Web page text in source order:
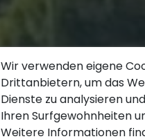
Finden
WAS
WIR
Wir verwenden eigene
Drittanbietern, um das
Dienste zu analysieren
Ihren Surfgewohnheiten
Weitere Informationen